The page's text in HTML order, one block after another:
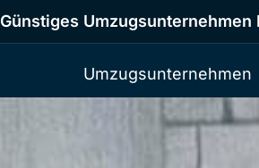
Günstiges Umzugsunternehmen
Umzugsunternehmen